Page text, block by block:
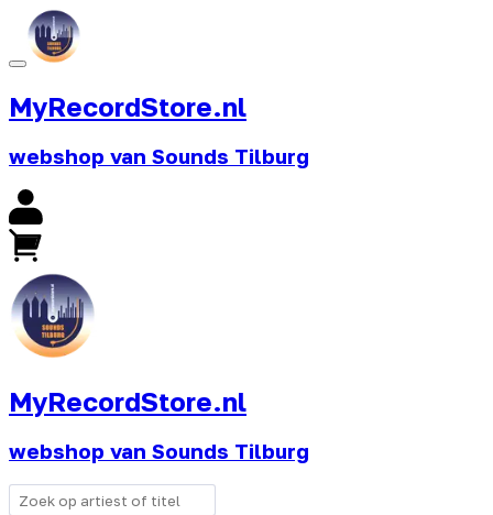
MyRecordStore.nl
webshop van Sounds Tilburg
MyRecordStore.nl
webshop van Sounds Tilburg